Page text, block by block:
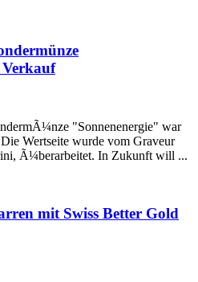
"Sonnenenergie" war
Wertseite wurde vom Graveur
Ã¼berarbeitet. In Zukunft will ...
mit Swiss Better Gold